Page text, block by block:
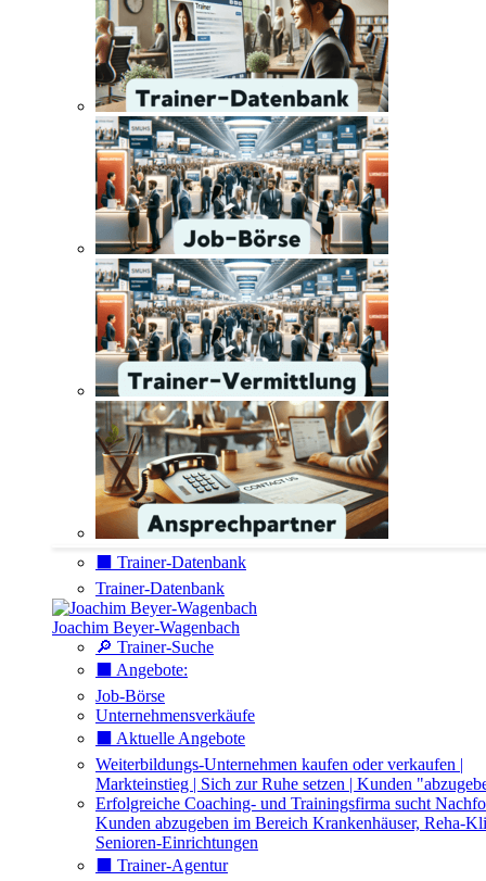
⬛️ Trainer-Datenbank
Trainer-Datenbank
Joachim Beyer-Wagenbach
🔎 Trainer-Suche
⬛️ Angebote:
Job-Börse
Unternehmensverkäufe
⬛️ Aktuelle Angebote
Weiterbildungs-Unternehmen kaufen oder verkaufen |
Markteinstieg | Sich zur Ruhe setzen | Kunden
Erfolgreiche Coaching- und Trainingsfirma sucht
Kunden abzugeben im Bereich Krankenhäuser, Reha-
Senioren-Einrichtungen
⬛️ Trainer-Agentur